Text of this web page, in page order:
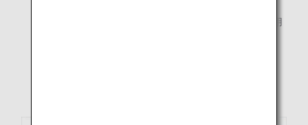
手荷物をお預けの前にオンラインチェックインをご利用